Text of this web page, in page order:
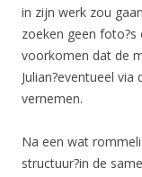
in zijn werk zou
zoeken geen
voorkomen dat de
Julian?eventueel
vernemen.
Na een wat
structuur?in de